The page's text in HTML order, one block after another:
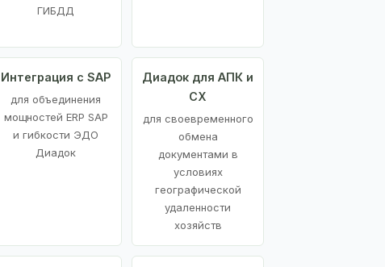
ГИБДД
Интеграция с SAP
для объединения
мощностей ERP SAP
и гибкости ЭДО
Диадок
Диадок для АПК и
СХ
для своевременного
обмена
документами в
условиях
географической
удаленности
хозяйств